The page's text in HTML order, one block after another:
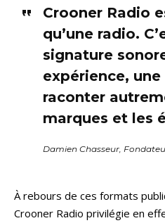
Crooner Radio
qu’une radio.
signature
expérience,
raconter
marques et les
Damien Chasseur,
À rebours de ces formats
Crooner Radio privilégie en